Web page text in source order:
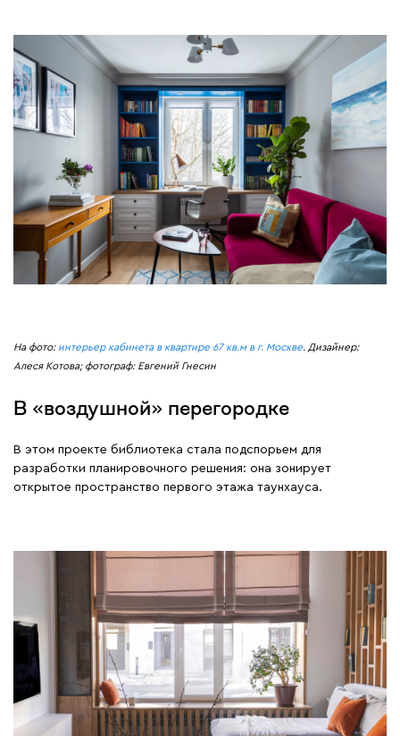
На фото: интерьер кабинета в квартире 67 кв.м в г. Москве. Дизайнер:
Алеся Котова; фотограф: Евгений Гнесин
В «воздушной» перегородке
В этом проекте библиотека стала подспорьем для
разработки планировочного решения: она зонирует
открытое пространство первого этажа таунхауса.